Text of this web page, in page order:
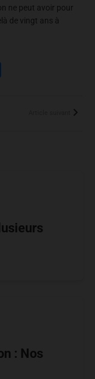
ne peut avoir pour
de vingt ans à
: Nos